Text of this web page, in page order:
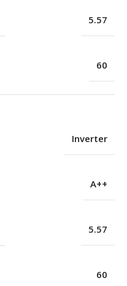
5.57
60
Inverter
A++
5.57
60